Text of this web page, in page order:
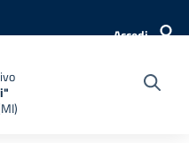
Accedi